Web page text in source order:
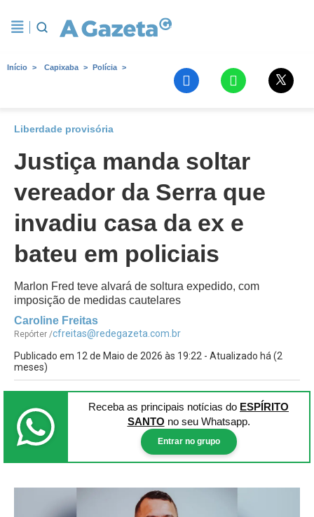
Início Capixaba Polícia
Liberdade provisória
Justiça manda soltar
vereador da Serra que
invadiu casa da ex e
bateu em policiais
Marlon Fred teve alvará de soltura expedido, com
imposição de medidas cautelares
Caroline Freitas
Repórter /cfreitas@redegazeta.com.br
Publicado em 12 de Maio de 2026 às 19:22 - Atualizado há (2
meses)
Receba as principais notícias do ESPÍRITO
SANTO no seu Whatsapp.
Entrar no grupo